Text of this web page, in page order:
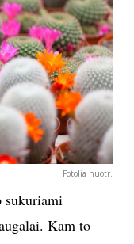
Fotolia nuotr.
sukuriami
Kam to